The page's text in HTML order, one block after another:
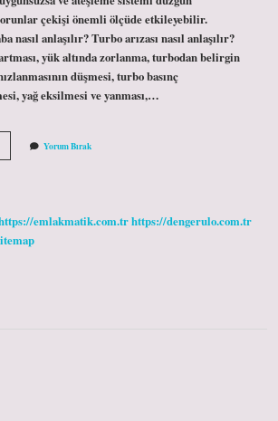
çekişi önemli ölçüde etkileyebilir.
nasıl anlaşılır? Turbo arızası nasıl anlaşılır?
yük altında zorlanma, turbodan belirgin
düşmesi, turbo basınç
yağ eksilmesi ve yanması,…
Yorum Bırak
emlakmatik.com.trhttps://dengerulo.com.tr